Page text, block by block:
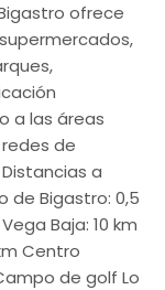
ofrece
a las áreas
de
a
de Bigastro: 0,5
Baja: 10 km
Centro
de golf Lo